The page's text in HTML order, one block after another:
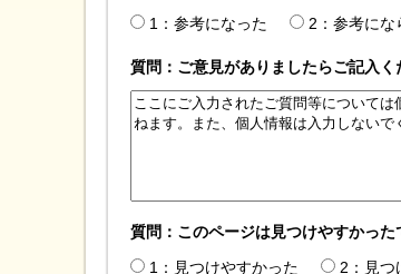
1：参考になった
2：参考にな
質問：ご意見がありましたらご記入く
質問：このページは見つけやすかった
1：見つけやすかった
2：見つ